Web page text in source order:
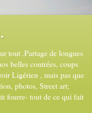
tout .Partage de longues
belles contrées, coups
Ligérien , mais pas que
photos, Street art;
fourre- tout de ce qui fait